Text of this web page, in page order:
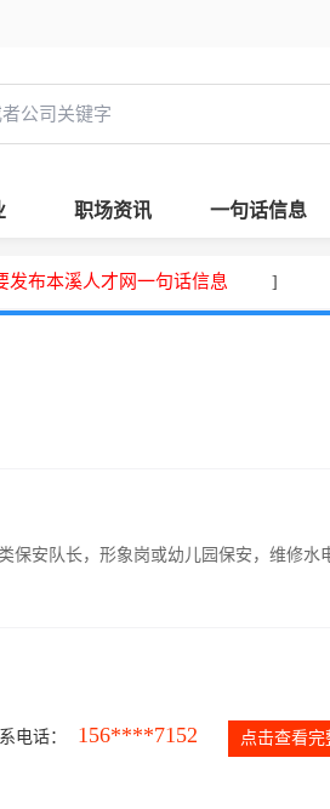
职场资讯 一句话信息
发布本溪人才网一句话信息 ]
安队长，形象岗或幼儿园保安，维修水
电话： 156****7152 点击查看完